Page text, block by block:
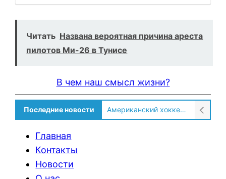
Читать Названа вероятная причина ареста
пилотов Ми-26 в Тунисе
В чем наш смысл жизни?
Последние новости Американский хоккеист рассказал о культурном шоке после переезда в Россию!
Главная
Контакты
Новости